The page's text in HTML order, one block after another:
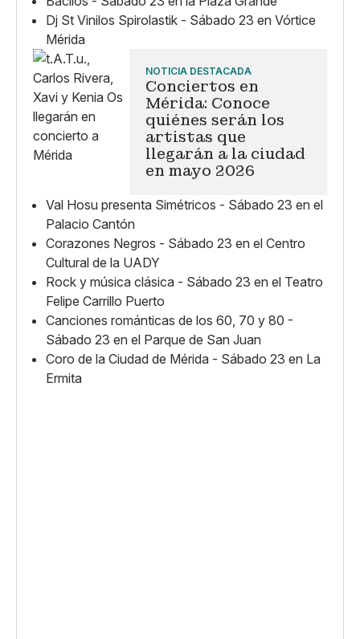
Dj St Vinilos Spirolastik - Sábado 23 en Vórtice
Mérida
NOTICIA DESTACADA
Conciertos en
Mérida: Conoce
quiénes serán los
artistas que
llegarán a la ciudad
en mayo 2026
Val Hosu presenta Simétricos - Sábado 23 en el
Palacio Cantón
Corazones Negros - Sábado 23 en el Centro
Cultural de la UADY
Rock y música clásica - Sábado 23 en el Teatro
Felipe Carrillo Puerto
Canciones románticas de los 60, 70 y 80 -
Sábado 23 en el Parque de San Juan
Coro de la Ciudad de Mérida - Sábado 23 en La
Ermita